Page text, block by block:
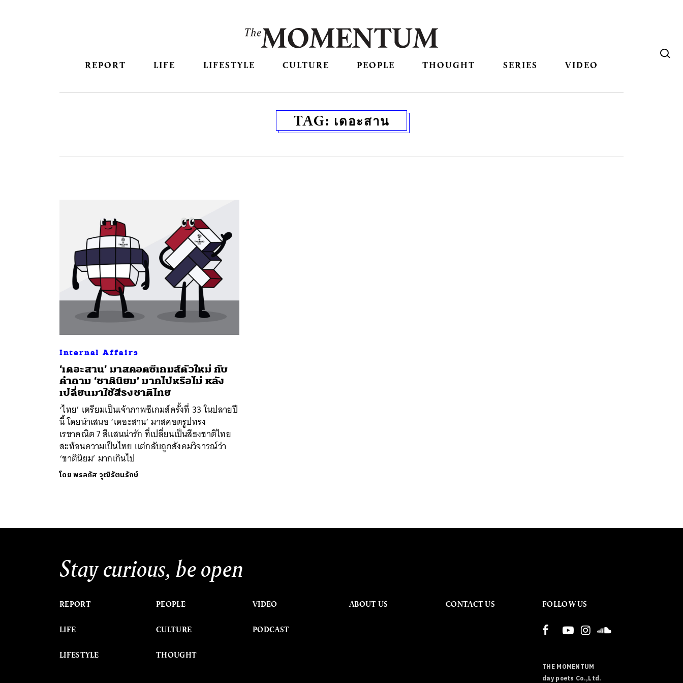
REPORT LIFE LIFESTYLE CULTURE PEOPLE THOUGHT SERIES VIDEO
TAG: เดอะสาน
Internal Affairs
‘เดอะสาน’ มาสคอตซีเกมส์ตัวใหม่ กับ
คำถาม ‘ชาตินิยม’ มากไปหรือไม่ หลัง
เปลี่ยนมาใช้สีธงชาติไทย
‘ไทย’ เตรียมเป็นเจ้าภาพซีเกมส์ครั้งที่ 33 ในปลายปี
นี้ โดยนำเสนอ ‘เดอะสาน’ มาสคอตรูปทรง
เรขาคณิต 7 สีแสนน่ารัก ที่เปลี่ยนเป็นสีธงชาติไทย
สะท้อนความเป็นไทย แต่กลับถูกสังคมวิจารณ์ว่า
‘ชาตินิยม’ มากเกินไป
โดยพรลภัส วุฒิรัตนรักษ์
Stay curious, be open
REPORT
LIFE
LIFESTYLE
PEOPLE
CULTURE
THOUGHT
VIDEO
PODCAST
ABOUT US CONTACT US FOLLOW US
THE MOMENTUM
day poets Co.,Ltd.